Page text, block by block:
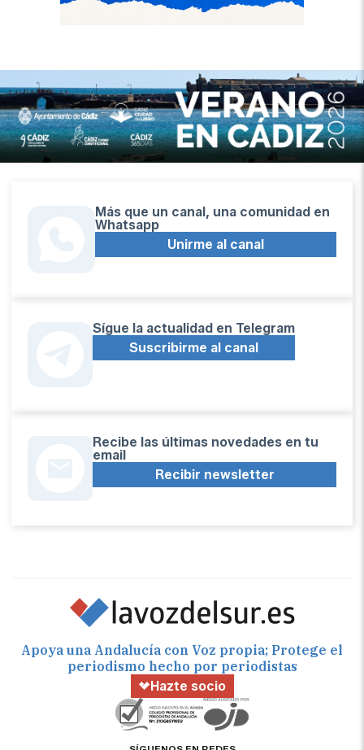
Más que un canal, una comunidad en
Whatsapp
Unirme al canal
Sígue la actualidad en Telegram
Suscribirme al canal
Recibe las últimas novedades en tu
email
Recibir newsletter
Apoya una Andalucía con Voz propia; Protege el
periodismo hecho por periodistas
Hazte socio